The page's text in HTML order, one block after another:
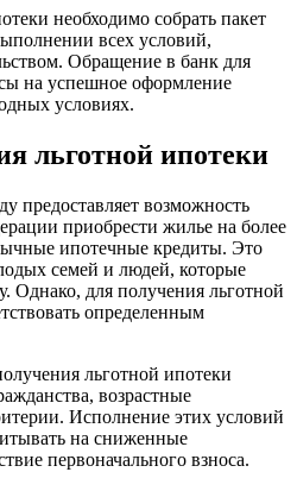
необходимо собрать пакет
всех условий,
Обращение в банк для
на успешное оформление
условиях.
льготной ипотеки
предоставляет возможность
приобрести жилье на более
ипотечные кредиты. Это
семей и людей, которые
Однако, для получения льготной
определенным
льготной ипотеки
возрастные
Исполнение этих условий
на сниженные
первоначального взноса.